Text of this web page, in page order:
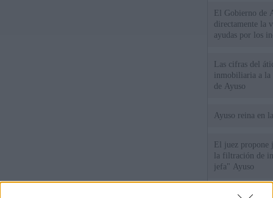
El Gobierno de
directamente la
ayudas por los
Las cifras del
inmobiliaria a la
de Ayuso
Ayuso reina en
El juez propone
la filtración de
jefa" Ayuso
"¿Cuál es el